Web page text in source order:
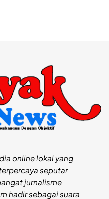
online lokal yang
seputar
jurnalisme
hadir sebagai suara